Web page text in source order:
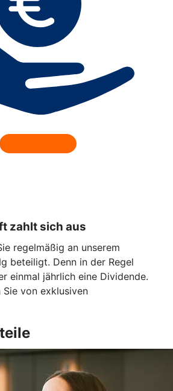
zahlt sich aus
regelmäßig an unserem
beteiligt. Denn in der Regel
einmal jährlich eine Dividende.
von exklusiven